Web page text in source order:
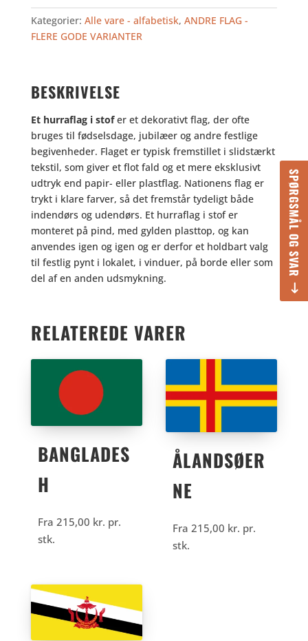
SPØRGSMÅL OG SVAR
I
STOF
antal
Kategorier: Alle vare - alfabetisk, ANDRE FLAG -
FLERE GODE VARIANTER
BESKRIVELSE
Et hurraflag i stofer et dekorativt flag, der ofte
bruges til fødselsdage, jubilæer og andre festlige
begivenheder. Flaget er typisk fremstillet i slidstærkt
tekstil, som giver et flot fald og et mere eksklusivt
udtryk end papir- eller plastflag. Nationens flag er
trykt i klare farver, så det fremstår tydeligt både
indendørs og udendørs. Et hurraflag i stof er
monteret på pind, med gylden plasttop, og kan
anvendes igen og igen og er derfor et holdbart valg
til festlig pynt i lokalet, i vinduer, på borde eller som
del af en anden udsmykning.
RELATEREDE VARER
BANGLADES
H
Fra 215,00 kr. pr.
stk.
ÅLANDSØER
NE
Fra 215,00 kr. pr.
stk.